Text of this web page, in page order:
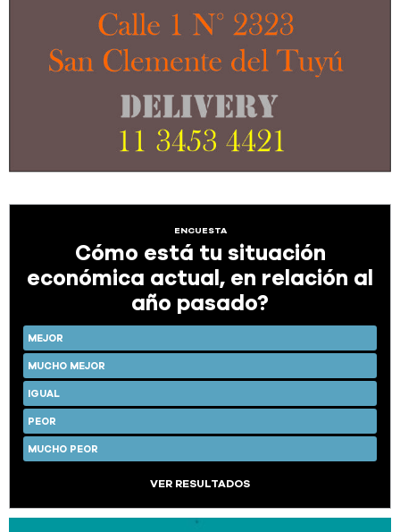
ENCUESTA
Cómo está tu situación
económica actual, en relación al
año pasado?
MEJOR
MUCHO MEJOR
IGUAL
PEOR
MUCHO PEOR
VER RESULTADOS